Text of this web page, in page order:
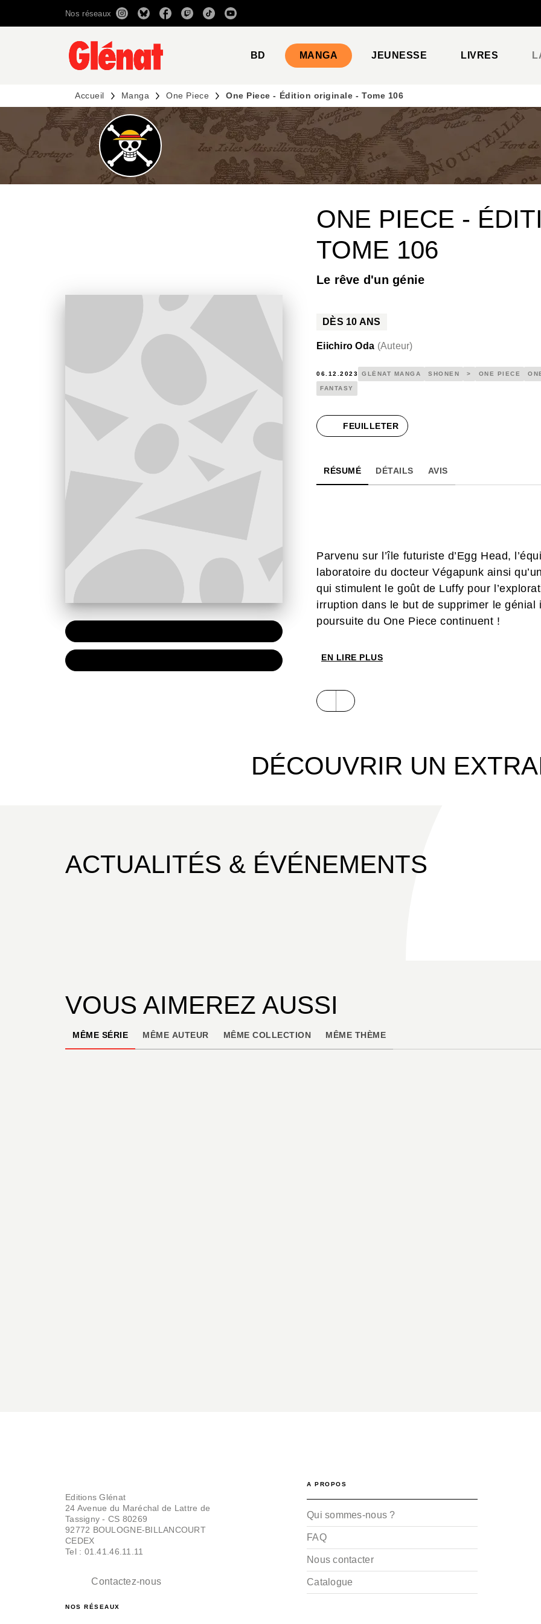
RECHERCHE CONTENU
Nos réseaux
BD MANGA JEUNESSE LIVRES
Accueil Manga One Piece One Piece - Édition originale - Tome 106
ONE PIECE -
TOME 106
Le rêve d'un génie
DÈS 10 ANS
Eiichiro Oda (Auteur)
06.12.2023 GLÉNAT MANGA SHONEN > ONE PIECE
FANTASY
FEUILLETER
RÉSUMÉ DÉTAILS AVIS
Parvenu sur l’île futuriste d’Egg Head,
laboratoire du docteur Végapunk ainsi
qui stimulent le goût de Luffy pour
irruption dans le but de supprimer le
poursuite du One Piece continuent !
EN LIRE PLUS
DÉCOUVRIR UN
ACTUALITÉS & ÉVÉNEMENTS
VOUS AIMEREZ AUSSI
MÊME SÉRIE MÊME AUTEUR MÊME COLLECTION MÊME THÈME
Editions Glénat
24 Avenue du Maréchal de Lattre de
Tassigny - CS 80269
92772 BOULOGNE-BILLANCOURT
CEDEX
Tel : 01.41.46.11.11
Contactez-nous
NOS RÉSEAUX
A PROPOS
Qui sommes-nous ?
FAQ
Nous contacter
Catalogue